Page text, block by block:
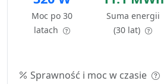
Moc po 30
latach
Suma energii
(30 lat)
Sprawność i moc w czasie